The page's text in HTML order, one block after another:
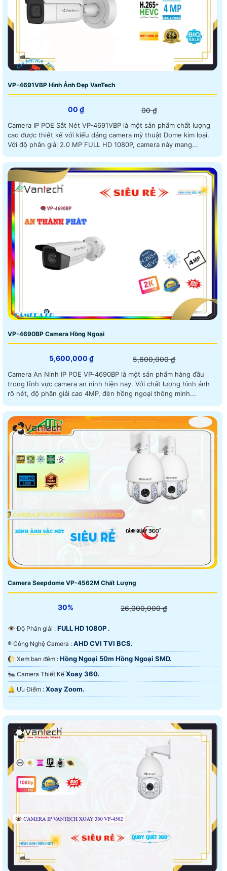
VP-4691VBP Hình Ảnh Đẹp VanTech
00 ₫ 00 ₫
Camera IP POE Sắt Nét VP-4691VBP là một sản phẩm chất lượng
cao được thiết kế với kiểu dáng camera mỹ thuật Dome kim loại.
Với độ phân giải 2.0 MP FULL HD 1080P, camera này mang...
VP-4690BP Camera Hồng Ngoại
5,600,000 ₫ 5,600,000 ₫
Camera An Ninh IP POE VP-4690BP là một sản phẩm hàng đầu
trong lĩnh vực camera an ninh hiện nay. Với chất lượng hình ảnh
rõ nét, độ phân giải cao 4MP, đèn hồng ngoại thông minh...
Camera Seepdome VP-4562M Chất Lượng
30% 26,000,000 ₫
👁 Độ Phân giải : FULL HD 1080P .
®️ Công Nghệ Camera : AHD CVI TVI BCS.
🌔 Xem ban đêm : Hồng Ngoại 50m Hồng Ngoại SMD.
🐜 Camera Thiết Kế Xoay 360.
️🔔 Ưu Điểm : Xoay Zoom.